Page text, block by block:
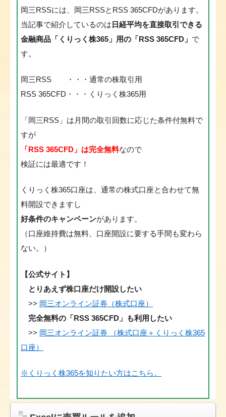
岡三RSSには、岡三RSSとRSS 365CFDがあります。
当記事で紹介しているのは 日経平均を直接取引できる
金融商品「くりっく株365」用の「RSS 365CFD」 で
す。
岡三RSS ・・・通常の株取引用
RSS 365CFD・・・くりっく株365用
「岡三RSS」は月間の取引回数に応じた条件付無料で
すが
「RSS 365CFD」は完全無料なので
検証には最適です！
くりっく株365口座は、通常の株式口座と合わせて無
料開設できますし
好条件のキャンペーンがあります。
（口座維持費は無料、口座開設に要する手間も変わら
ない。）
【公式サイト】
とりあえず株口座だけ開設したい
>> 岡三オンライン証券（株式口座）
完全無料の「RSS 365CFD」も利用したい
>> 岡三オンライン証券 （株式口座＋くりっく株365
口座）
※くりっく株365を知りたい方はこちら。